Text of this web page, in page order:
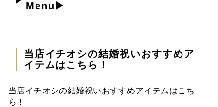
Menu
当店イチオシの結婚祝いおすすめア
イテムはこちら！
当店イチオシの結婚祝いおすすめアイテムはこち
ら！